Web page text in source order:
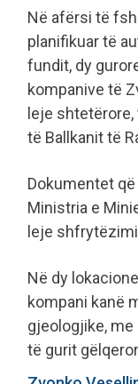
Në afërsi të
planifikuar të
fundit, dy
kompanive të
leje
të Ballkanit të
Dokumentet
Ministria e
leje
Në dy
kompani kanë
gjeologjike,
të gurit